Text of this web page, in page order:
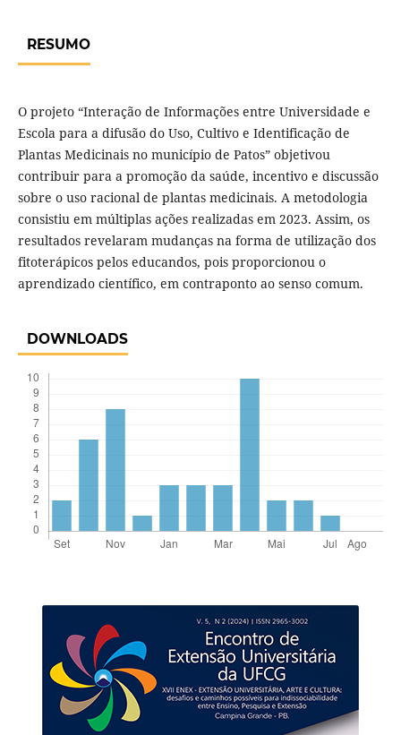
RESUMO
O projeto “Interação de Informações entre Universidade e
Escola para a difusão do Uso, Cultivo e Identificação de
Plantas Medicinais no município de Patos” objetivou
contribuir para a promoção da saúde, incentivo e discussão
sobre o uso racional de plantas medicinais. A metodologia
consistiu em múltiplas ações realizadas em 2023. Assim, os
resultados revelaram mudanças na forma de utilização dos
fitoterápicos pelos educandos, pois proporcionou o
aprendizado científico, em contraponto ao senso comum.
DOWNLOADS